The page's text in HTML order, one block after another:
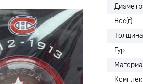
Диаметр
Вес(г)
Гурт